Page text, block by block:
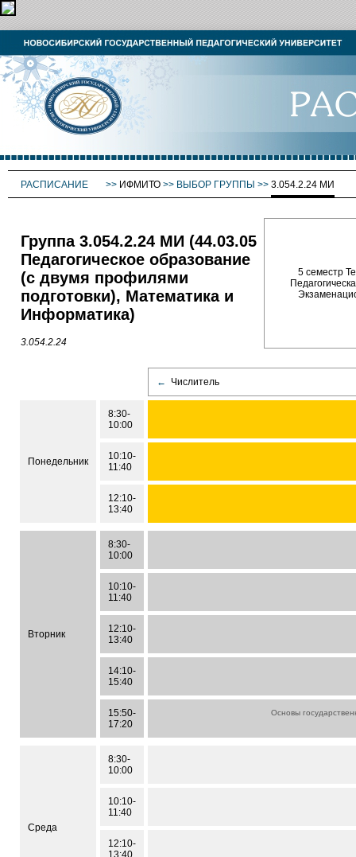
РАСПИСАНИЕ >> ИФМИТО >> ВЫБОР ГРУППЫ >> 3.054.2.24 МИ
Группа 3.054.2.24 МИ (44.03.05
Педагогическое образование
(с двумя профилями
подготовки), Математика и
Информатика)
3.054.2.24
5 семестр
← Числитель
Понедельник
8:30-
10:00
10:10-
11:40
12:10-
13:40
Вторник
8:30-
10:00
10:10-
11:40
12:10-
13:40
14:10-
15:40
15:50-
17:20
Основы
Среда
8:30-
10:00
10:10-
11:40
12:10-
13:40